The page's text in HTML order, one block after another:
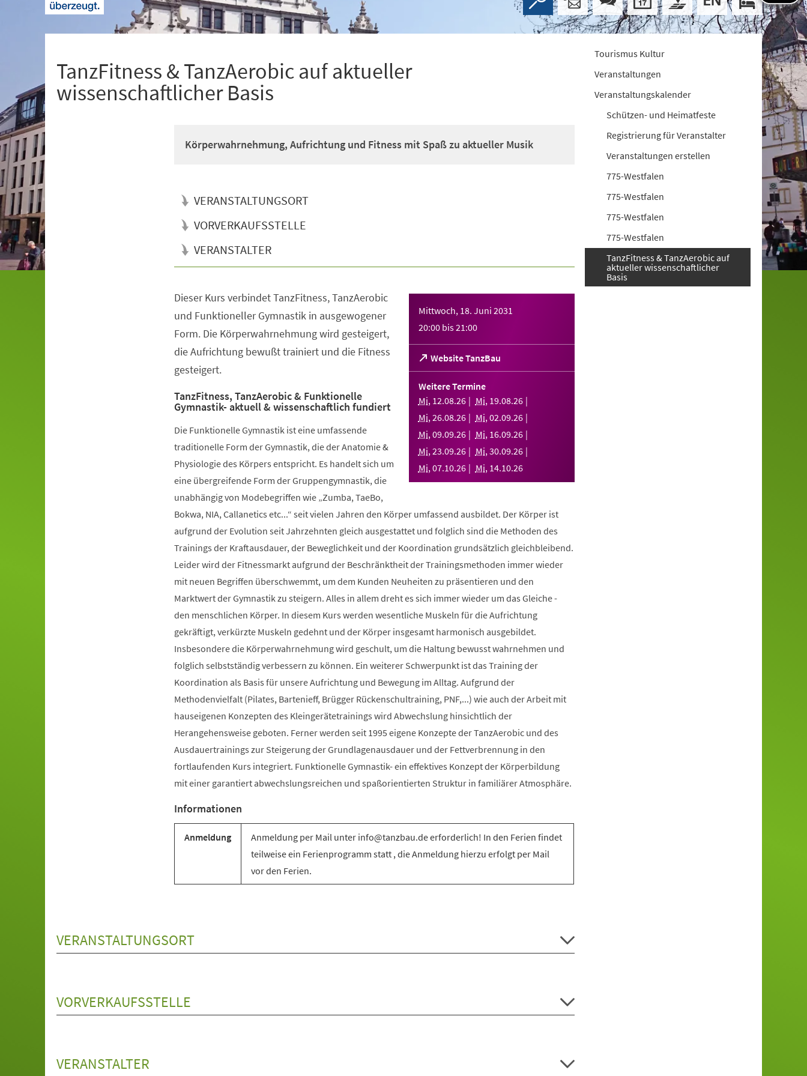
TanzFitness & TanzAerobic auf aktueller
wissenschaftlicher Basis
Körperwahrnehmung, Aufrichtung und Fitness mit Spaß zu aktueller Musik
VERANSTALTUNGSORT
VORVERKAUFSSTELLE
VERANSTALTER
Mittwoch, 18. Juni 2031
20:00 bis21:00
Website TanzBau
(Öffnet
in
einem
neuen
Tab)
Weitere Termine
Mi, 12.08.26 Mi, 19.08.26
Mi,26.08.26 Mi,02.09.26
Mi,09.09.26 Mi, 16.09.26
Mi,23.09.26 Mi,30.09.26
Mi,07.10.26 Mi, 14.10.26
Dieser Kurs verbindet TanzFitness, TanzAerobic
und Funktioneller Gymnastik in ausgewogener
Form. Die Körperwahrnehmung wird gesteigert,
die Aufrichtung bewußt trainiert und die Fitness
gesteigert.
TanzFitness, TanzAerobic & Funktionelle
Gymnastik- aktuell & wissenschaftlich fundiert
Die Funktionelle Gymnastik ist eine umfassende
traditionelle Form der Gymnastik, die der Anatomie &
Physiologie des Körpers entspricht. Es handelt sich um
eine übergreifende Form der Gruppengymnastik, die
unabhängig von Modebegriffen wie „Zumba, TaeBo,
Bokwa, NIA, Callanetics etc...“ seit vielen Jahren den Körper umfassend ausbildet. Der Körper ist
aufgrund der Evolution seit Jahrzehnten gleich ausgestattet und folglich sind die Methoden des
Trainings der Kraftausdauer, der Beweglichkeit und der Koordination grundsätzlich gleichbleibend.
Leider wird der Fitnessmarkt aufgrund der Beschränktheit der Trainingsmethoden immer wieder
mit neuen Begriffen überschwemmt, um dem Kunden Neuheiten zu präsentieren und den
Marktwert der Gymnastik zu steigern. Alles in allem dreht es sich immer wieder um das Gleiche -
den menschlichen Körper. In diesem Kurs werden wesentliche Muskeln für die Aufrichtung
gekräftigt, verkürzte Muskeln gedehnt und der Körper insgesamt harmonisch ausgebildet.
Insbesondere die Körperwahrnehmung wird geschult, um die Haltung bewusst wahrnehmen und
folglich selbstständig verbessern zu können. Ein weiterer Schwerpunkt ist das Training der
Koordination als Basis für unsere Aufrichtung und Bewegung im Alltag. Aufgrund der
Methodenvielfalt (Pilates, Bartenieff, Brügger Rückenschultraining, PNF,...) wie auch der Arbeit mit
hauseigenen Konzepten des Kleingerätetrainings wird Abwechslung hinsichtlich der
Herangehensweise geboten. Ferner werden seit 1995 eigene Konzepte der TanzAerobic und des
Ausdauertrainings zur Steigerung der Grundlagenausdauer und der Fettverbrennung in den
fortlaufenden Kurs integriert. Funktionelle Gymnastik- ein effektives Konzept der Körperbildung
mit einer garantiert abwechslungsreichen und spaßorientierten Struktur in familiärer Atmosphäre.
Informationen
Anmeldung
Anmeldung per Mail unter info@tanzbau.de erforderlich! In den Ferien findet
teilweise ein Ferienprogramm statt , die Anmeldung hierzu erfolgt per Mail
vor den Ferien.
VERANSTALTUNGSORT
VORVERKAUFSSTELLE
VERANSTALTER
Tourismus Kultur
Veranstaltungen
Veranstaltungskalender
Schützen- und Heimatfeste
Registrierung für Veranstalter
Veranstaltungen erstellen
775-Westfalen
775-Westfalen
775-Westfalen
775-Westfalen
TanzFitness & TanzAerobic auf
aktueller wissenschaftlicher
Basis